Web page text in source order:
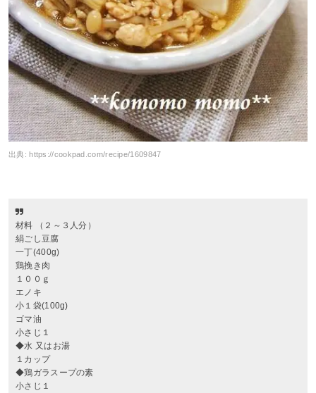
出典:https://cookpad.com/recipe/1609847
材料 （２～３人分）
絹ごし豆腐
一丁(400g)
鶏挽き肉
１００ｇ
エノキ
小１袋(100g)
ゴマ油
小さじ１
◆水 又はお湯
１カップ
◆鶏ガラスープの素
小さじ１